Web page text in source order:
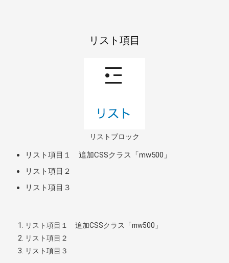
リスト項目
リストブロック
リスト項目１ 追加CSSクラス「mw500」
リスト項目２
リスト項目３
リスト項目１ 追加CSSクラス「mw500」
リスト項目２
リスト項目３